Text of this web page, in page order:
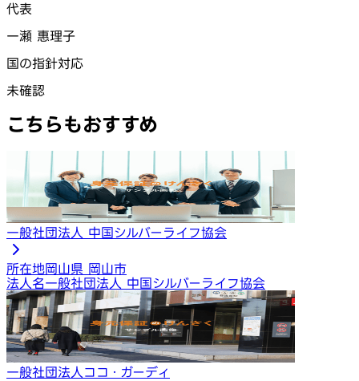
代表
一瀬 惠理子
国の指針対応
未確認
こちらもおすすめ
一般社団法人 中国シルバーライフ協会
所在地岡山県 岡山市
法人名一般社団法人 中国シルバーライフ協会
一般社団法人ココ・ガーディ